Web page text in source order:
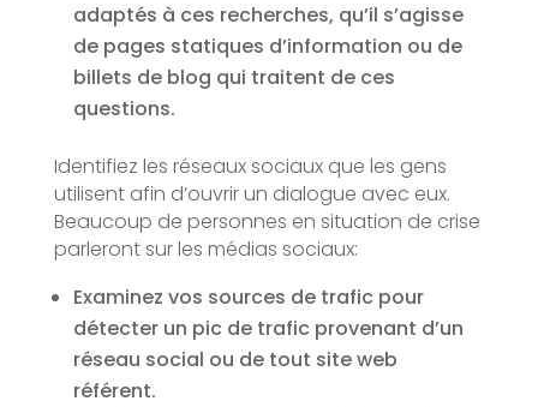
adaptés à ces recherches, qu’il s’agisse
de pages statiques d’information ou de
billets de blog qui traitent de ces
questions.
Identifiez les réseaux sociaux que les gens
utilisent afin d’ouvrir un dialogue avec eux.
Beaucoup de personnes en situation de crise
parleront sur les médias sociaux:
Examinez vos sources de trafic pour
détecter un pic de trafic provenant d’un
réseau social ou de tout site web
référent.